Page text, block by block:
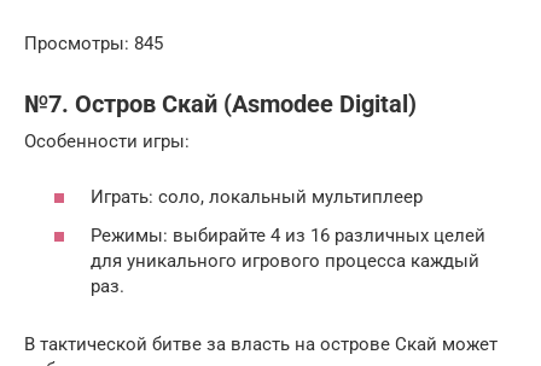
Просмотры: 845
№7. Остров Скай (Asmodee Digital)
Особенности игры:
Играть: соло, локальный мультиплеер
Режимы: выбирайте 4 из 16 различных целей
для уникального игрового процесса каждый
раз.
В тактической битве за власть на острове Скай может